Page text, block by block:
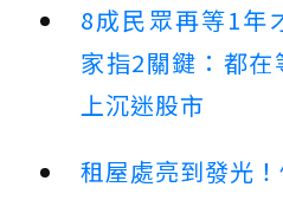
8成民眾再等1年
家指2關鍵：都
上沉迷股市
租屋處亮到發光